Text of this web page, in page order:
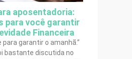
aposentadoria:
para você garantir
Financeira
para garantir o amanhã.”
bastante discutida no